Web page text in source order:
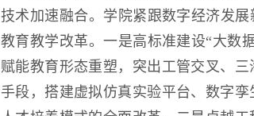
技术加速融合。学院紧跟数字经济发
教育教学改革。一是高标准建设“大数
赋能教育形态重塑，突出工管交叉、
手段，搭建虚拟仿真实验平台、数字